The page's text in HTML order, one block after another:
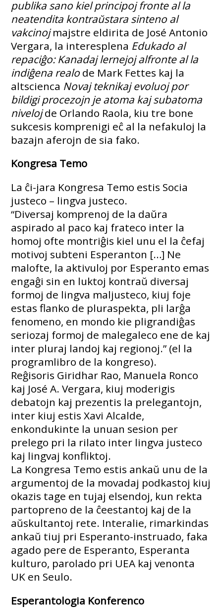
publika sano kiel principoj fronte al la
neatendita kontraŭstara sinteno al
vakcinojmajstre eldirita de José Antonio
Vergara, la interesplena Edukado al
repaciĝo:Kanadaj lernejoj alfronte al la
indiĝena realo de Mark Fettes kaj la
altscienca Novaj teknikaj evoluoj por
bildigi procezojn je atoma kaj subatoma
nivelojde Orlando Raola, kiu tre bone
sukcesis komprenigi eĉ al la nefakuloj la
bazajn aferojn de sia fako.
Kongresa Temo
La ĉi-jara Kongresa Temo estis Socia
justeco – lingva justeco.
“Diversaj komprenoj de la daŭra
aspirado al paco kaj frateco inter la
homoj ofte montriĝis kiel unu el la ĉefaj
motivoj subteni Esperanton […] Ne
malofte, la aktivuloj por Esperanto emas
engaĝi sin en luktoj kontraŭ diversaj
formoj de lingva maljusteco, kiuj foje
estas flanko de pluraspekta, pli larĝa
fenomeno, en mondo kie pligrandiĝas
seriozaj formoj de malegaleco ene de kaj
inter pluraj landoj kaj regionoj.” (el la
programlibro de la kongreso).
Reĝisoris Giridhar Rao, Manuela Ronco
kaj José A. Vergara, kiuj moderigis
debatojn kaj prezentis la prelegantojn,
inter kiuj estis Xavi Alcalde,
enkondukinte la unuan sesion per
prelego pri la rilato inter lingva justeco
kaj lingvaj konfliktoj.
La Kongresa Temo estis ankaŭ unu de la
argumentoj de la movadaj podkastoj kiuj
okazis tage en tujaj elsendoj, kun rekta
partopreno de la ĉeestantoj kaj de la
aŭskultantoj rete. Interalie, rimarkindas
ankaŭ tiuj pri Esperanto-instruado, faka
agado pere de Esperanto, Esperanta
kulturo, parolado pri UEA kaj venonta
UK en Seulo.
Esperantologia Konferenco